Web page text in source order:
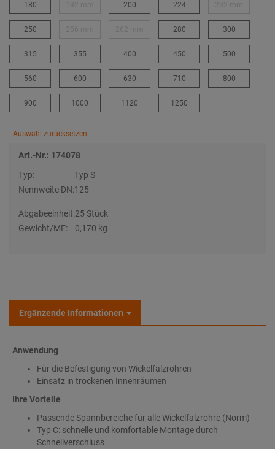
180 200 224
250 280 300
315 355 400 450 500
560 600 630 710 800
900 1000 1120 1250
Auswahl zurücksetzen
Art.-Nr.: 174078
Typ:
Typ S
Nennweite DN:125
Abgabeeinheit:25 Stück
Gewicht/ME:
0,170 kg
Ergänzende Informationen
Anwendung
Für die Befestigung von Wickelfalzrohren
Einsatz in trockenen Innenräumen
Ihre Vorteile
Passende Spannbereiche für alle Wickelfalzrohre (Norm)
Typ C: schnelle und komfortable Montage durch
Schnellverschluss